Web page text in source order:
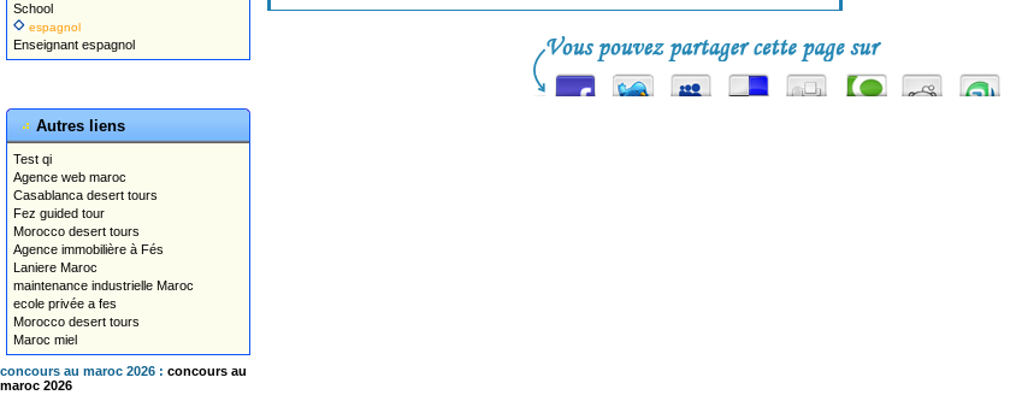
School
espagnol
Enseignant espagnol
Autres liens
Test qi
Agence web maroc
Casablanca desert tours
Fez guided tour
Morocco desert tours
Agence immobilière à Fés
Laniere Maroc
maintenance industrielle Maroc
ecole privée a fes
Morocco desert tours
Maroc miel
concours au maroc 2026 : concours au
maroc 2026